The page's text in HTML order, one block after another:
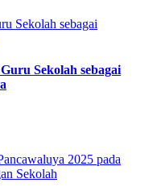
Sekolah sebagai
Sekolah sebagai
2025 pada
Sekolah